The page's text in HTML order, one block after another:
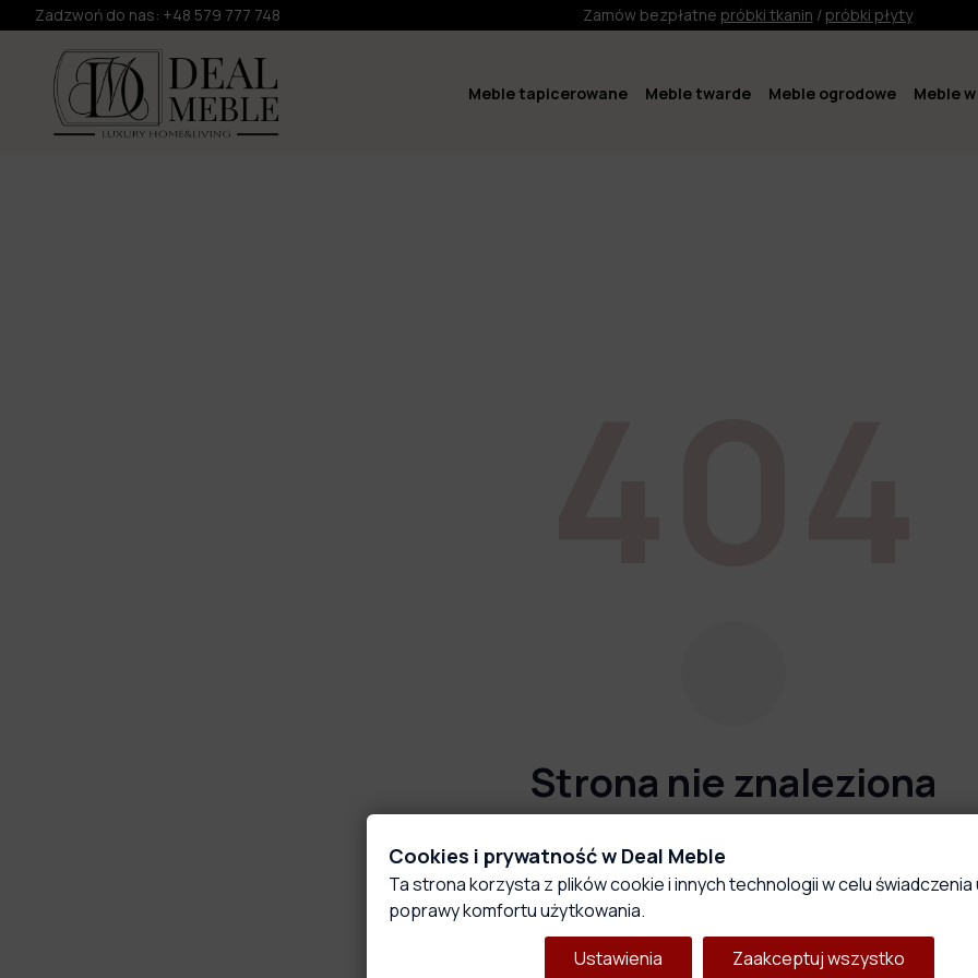
Zadzwoń do nas: +48 579 777 748 Zamów bezpłatne próbki tkanin / próbki płyty
Meble tapicerowane Meble twarde Meble ogrodowe Meble
Strona nie znaleziona
lub została przeniesiona.
Wróć do strony głównej Skontaktuj się z nami
Cookies i prywatność w Deal Meble
Ta strona korzysta z plików cookie i innych technologii w celu świadczenia
poprawy komfortu użytkowania.
Ustawienia
Zaakceptuj wszystko